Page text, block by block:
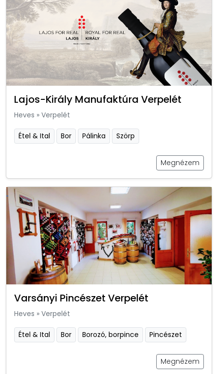
Lajos-Király Manufaktúra Verpelét
Heves » Verpelét
Étel & Ital Bor Pálinka Szörp
Megnézem
Varsányi Pincészet Verpelét
Heves » Verpelét
Étel & Ital Bor Borozó, borpince Pincészet
Megnézem